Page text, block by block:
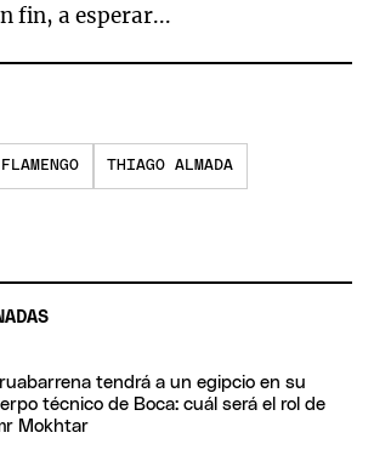
fin, a esperar...
FLAMENGO THIAGO ALMADA
tendrá a un egipcio en su
técnico de Boca: cuál será el rol de
Mokhtar